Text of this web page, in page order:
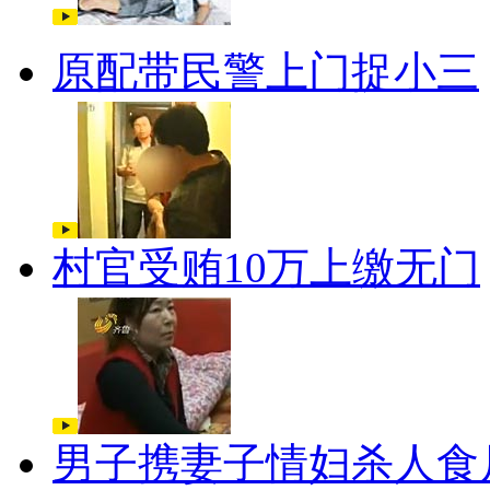
原配带民警上门捉小三
村官受贿10万上缴无门
男子携妻子情妇杀人食